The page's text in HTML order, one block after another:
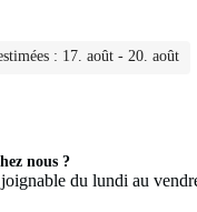
: 17. août - 20. août
nous ?
du lundi au